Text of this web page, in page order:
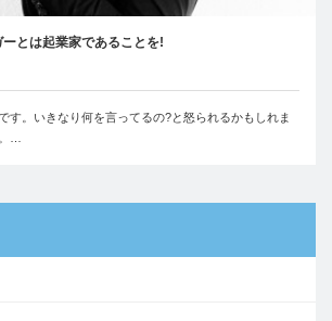
とは起業家であることを!
す。いきなり何を言ってるの?と怒られるかもしれま
…